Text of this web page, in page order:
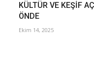
KÜLTÜR VE KEŞİF
ÖNDE
Ekim 14, 2025